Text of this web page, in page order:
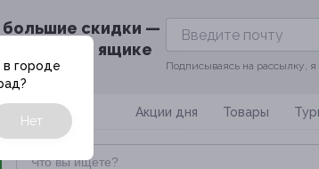
скидки —
почтовом ящике
Подписываясь на рассылку,
Акции дня Товары
в городе
?
Нет